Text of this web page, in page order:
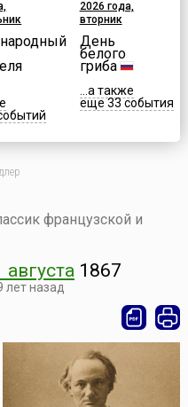
2026 года,
вторник
День
белого
гриба
...а также
еще 33 события
французской и
августа1867
лет назад